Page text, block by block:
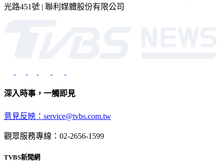
光路451號 | 聯利媒體股份有限公司
深入時事，一觸即見
意見反映：service@tvbs.com.tw
觀眾服務專線：02-2656-1599
TVBS新聞網